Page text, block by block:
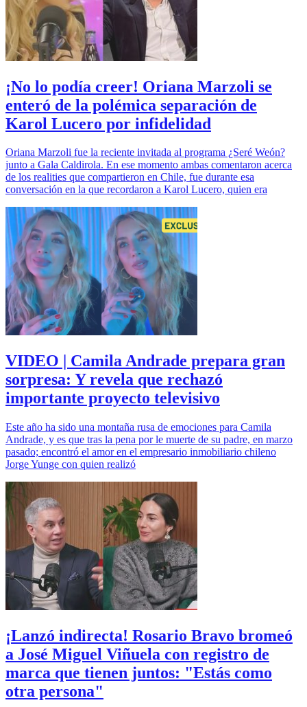
¡No lo podía creer! Oriana Marzoli se
enteró de la polémica separación de
Karol Lucero por infidelidad
Oriana Marzoli fue la reciente invitada al programa ¿Seré Weón?
junto a Gala Caldirola. En ese momento ambas comentaron acerca
de los realities que compartieron en Chile, fue durante esa
conversación en la que recordaron a Karol Lucero, quien era
VIDEO | Camila Andrade prepara gran
sorpresa: Y revela que rechazó
importante proyecto televisivo
Este año ha sido una montaña rusa de emociones para Camila
Andrade, y es que tras la pena por le muerte de su padre, en marzo
pasado; encontró el amor en el empresario inmobiliario chileno
Jorge Yunge con quien realizó
¡Lanzó indirecta! Rosario Bravo bromeó
a José Miguel Viñuela con registro de
marca que tienen juntos: "Estás como
otra persona"